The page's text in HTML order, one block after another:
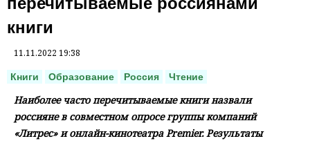
книги
11.11.2022 19:38
Книги Образование Россия Чтение
Наиболее часто перечитываемые книги назвали
россияне в совместном опросе группы компаний
«Литрес» и онлайн-кинотеатра Premier. Результаты